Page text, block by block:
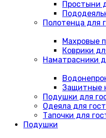
Простыни
Полотенца для
Махровые
Коврики
Наматрасники
Защитные
Подушки для
Одеяла для
Тапочки для
Подушки